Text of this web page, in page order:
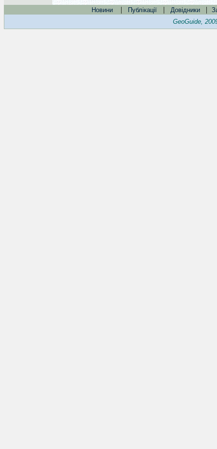
Новини | Публікації | Довідники |
GeoGuide,